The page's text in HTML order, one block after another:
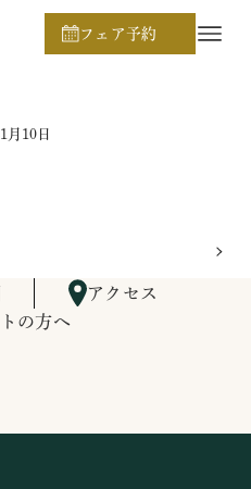
フェア予約
月10日
アクセス
の方へ